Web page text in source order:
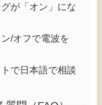
が「オン」にな
/オフで電波を
で日本語で相談